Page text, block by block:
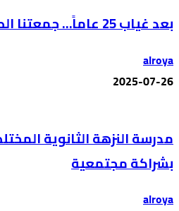
بعد غياب 25 عاماً… جمعتنا الصدفة
alroya
2025-07-26
مدرسة النزهة الثانوية
بشراكة مجتمعية
alroya